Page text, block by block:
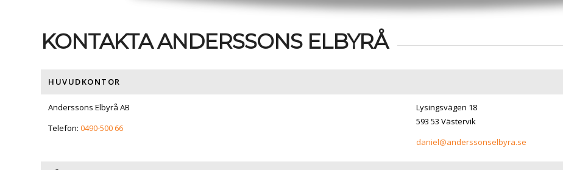
KONTAKTA ANDERSSONS ELBYRÅ
HUVUDKONTOR
Anderssons Elbyrå AB
Telefon: 0490-500 66
Lysingsvägen 18
593 53 Västervik
daniel@anderssonselbyra.se